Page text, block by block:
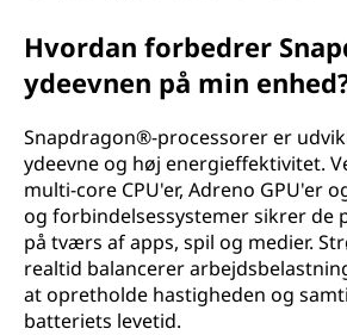
Hvordan forbedrer
ydeevnen på min
Snapdragon®-processorer er
ydeevne og høj energieffektivitet.
multi-core CPU'er, Adreno GPU'er
og forbindelsessystemer sikrer
på tværs af apps, spil og medier.
realtid balancerer
at opretholde hastigheden og
batteriets levetid.